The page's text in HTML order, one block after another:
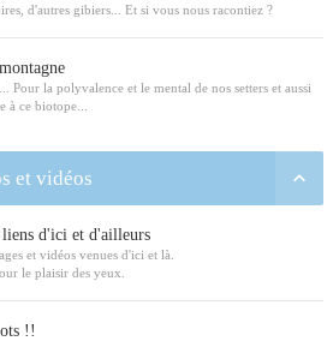
d'autres gibiers... Et si vous nous racontiez ?
Pour la polyvalence et le mental de nos setters et aussi
ce biotope...
et vidéos
liens d'ici et d'ailleurs
et vidéos venues d'ici et là.
le plaisir des yeux.
!!